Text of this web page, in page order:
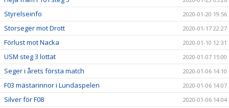
Styrelseinfo 2020-01-20 19:56
Storseger mot Drott 2020-01-17 22:27
Förlust mot Nacka 2020-01-10 12:31
USM steg 3 lottat 2020-01-07 15:00
Seger i årets första match 2020-01-06 14:10
F03 mästarinnor i Lundaspelen 2020-01-06 14:07
Silver för F08 2020-01-06 14:04